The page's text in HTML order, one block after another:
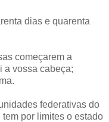
dias e quarenta
começarem a
a vossa cabeça;
federativas do
por limites o estado